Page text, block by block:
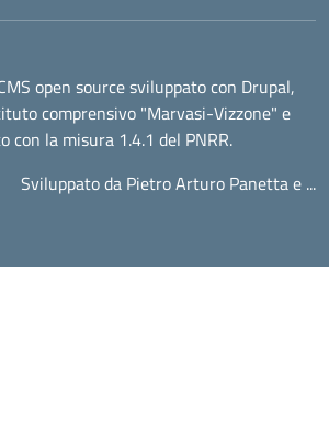
open source sviluppato con Drupal,
comprensivo "Marvasi-Vizzone" e
con la misura 1.4.1 del PNRR.
Sviluppato da Pietro Arturo Panetta e ...